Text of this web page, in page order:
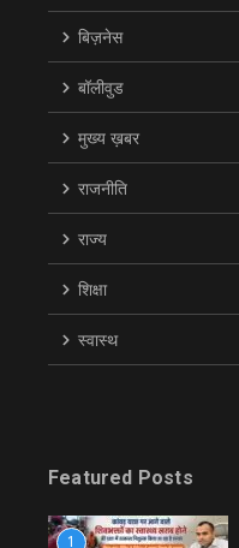
बिज़नेस
बॉलीवुड
मुख्य ख़बर
राजनीति
राज्य
शिक्षा
स्वास्थ
Featured Posts
1